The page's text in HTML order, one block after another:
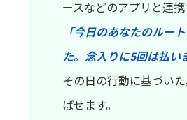
ースなどのアプリと連携
「今日のあなたのルー
た。念入りに5回は払い
その日の行動に基づい
ばせます。